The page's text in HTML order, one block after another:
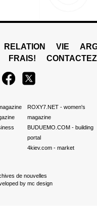
RELATION VIE
FRAIS!
ROXY7.NET- women's
magazine
BUDUEMO.COM- building
portal
4kiev.com- market
de nouvelles
by mc design